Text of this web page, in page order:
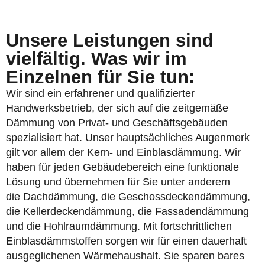
Unsere Leistungen sind
vielfältig. Was wir im
Einzelnen für Sie tun:
Wir sind ein erfahrener und qualifizierter
Handwerksbetrieb, der sich auf die zeitgemäße
Dämmung von Privat- und Geschäftsgebäuden
spezialisiert hat. Unser hauptsächliches Augenmerk
gilt vor allem der Kern- und Einblasdämmung. Wir
haben für jeden Gebäudebereich eine funktionale
Lösung und übernehmen für Sie unter anderem
die Dachdämmung, die Geschossdeckendämmung,
die Kellerdeckendämmung, die Fassadendämmung
und die Hohlraumdämmung. Mit fortschrittlichen
Einblasdämmstoffen sorgen wir für einen dauerhaft
ausgeglichenen Wärmehaushalt. Sie sparen bares